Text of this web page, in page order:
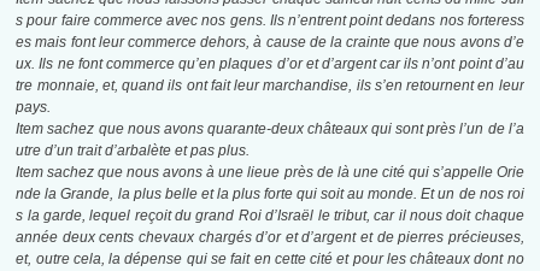
s pour faire commerce avec nos gens. Ils n’entrent point dedans nos forteress
es mais font leur commerce dehors, à cause de la crainte que nous avons d’e
ux. Ils ne font commerce qu’en plaques d’or et d’argent car ils n’ont point d’au
tre monnaie, et, quand ils ont fait leur marchandise, ils s’en retournent en leur
pays.
Item sachez que nous avons quarante-deux châteaux qui sont près l’un de l’a
utre d’un trait d’arbalète et pas plus.
Item sachez que nous avons à une lieue près de là une cité qui s’appelle Orie
nde la Grande, la plus belle et la plus forte qui soit au monde. Et un de nos roi
s la garde, lequel reçoit du grand Roi d’Israël le tribut, car il nous doit chaque
année deux cents chevaux chargés d’or et d’argent et de pierres précieuses,
et, outre cela, la dépense qui se fait en cette cité et pour les châteaux dont no